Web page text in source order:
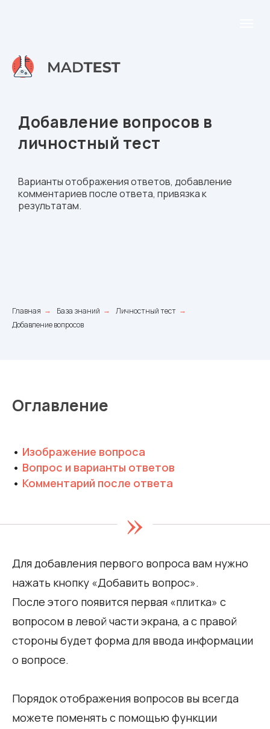
Добавление вопросов в
личностный тест
Варианты отображения ответов, добавление
комментариев после ответа, привязка к
результатам.
Главная → База знаний → Личностный тест →
Добавление вопросов
Оглавление
• Изображение вопроса
• Вопрос и варианты ответов
• Комментарий после ответа
»
Для добавления первого вопроса вам нужно
нажать кнопку «Добавить вопрос».
После этого появится первая «плитка» с
вопросом в левой части экрана, а с правой
стороны будет форма для ввода информации
о вопросе.
Порядок отображения вопросов вы всегда
можете поменять с помощью функции